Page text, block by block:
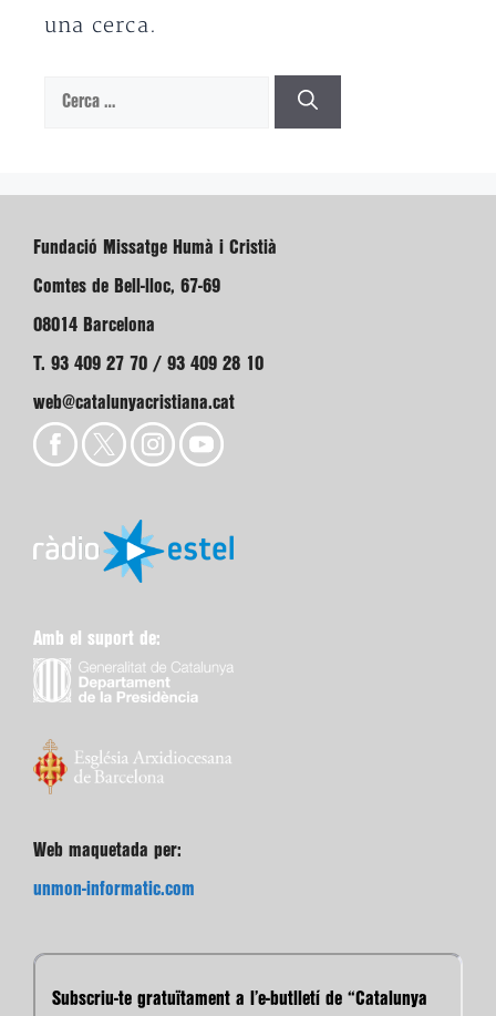
una cerca.
Cerca:
Fundació Missatge Humà i Cristià
Comtes de Bell-lloc, 67-69
08014 Barcelona
T. 93 409 27 70 / 93 409 28 10
web@catalunyacristiana.cat
Amb el suport de:
Web maquetada per:
unmon-informatic.com
Subscriu-te gratuïtament a l’e-butlletí de “Catalunya